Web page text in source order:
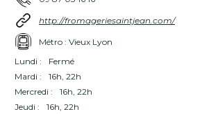
http://fromageriesaintjean.com/
Métro : Vieux Lyon
Lundi :
Fermé
Mardi :
16h, 22h
Mercredi :
16h, 22h
Jeudi :
16h, 22h